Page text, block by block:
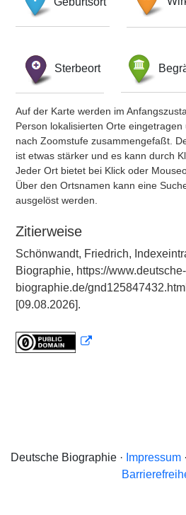
Sterbeort
Auf der Karte werden im
Person lokalisierten Orte
nach Zoomstufe zusammengefaßt.
ist etwas stärker und es kann durch
Jeder Ort bietet bei Klick oder
Über den Ortsnamen kann eine
ausgelöst werden.
Zitierweise
Schönwandt, Friedrich,
Biographie, https://www.deutsche-
biographie.de/
[09.08.2026].
Deutsche Biographie · Impressum·